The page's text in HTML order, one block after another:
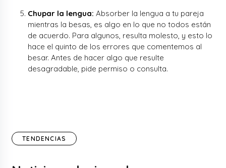
Chupar la lengua:Absorber la lengua a tu pareja
mientras la besas, es algo en lo que no todos están
de acuerdo. Para algunos, resulta molesto, y esto lo
hace el quinto de los errores que comentemos al
besar. Antes de hacer algo que resulte
desagradable, pide permiso o consulta.
TENDENCIAS